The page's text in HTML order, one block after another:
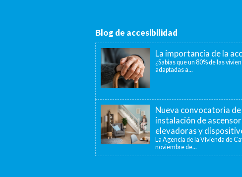
Blog de accesibilidad
La importancia de la
¿Sabías que un 80% de las
adaptadas a...
Nueva convocatoria
instalación de
elevadoras y
La Agencia de la Vivienda de
noviembre de...